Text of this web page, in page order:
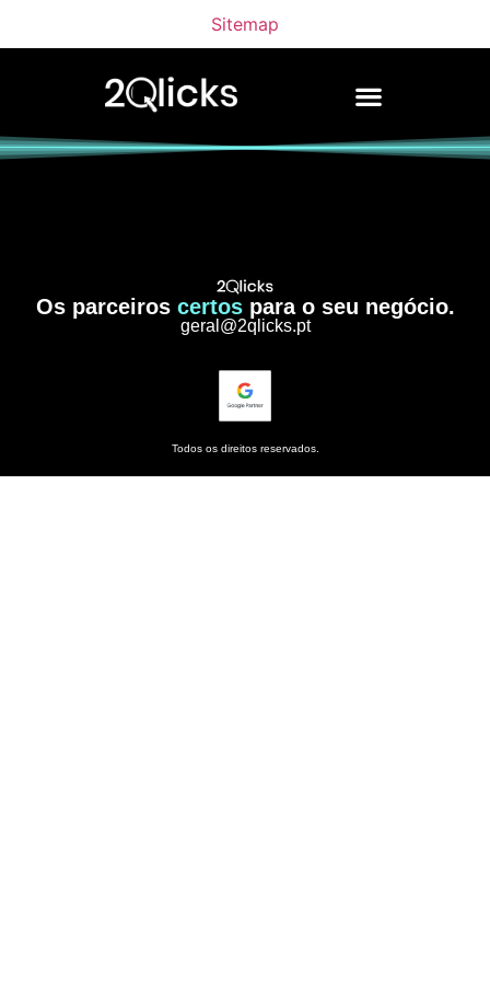
Sitemap
Os parceiros certospara o seu negócio.
geral@2qlicks.pt
Todos os direitos reservados.